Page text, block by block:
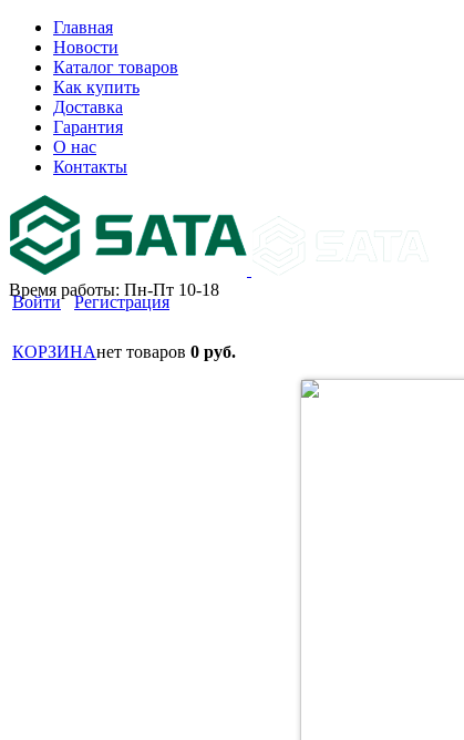
Главная
Новости
Каталог товаров
Как купить
Доставка
Гарантия
О нас
Контакты
Время работы: Пн-Пт 10-18
Войти Регистрация
КОРЗИНАнет товаров 0 руб.